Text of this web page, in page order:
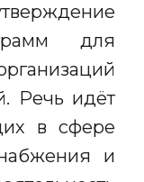
для
Речь идёт
в сфере
и